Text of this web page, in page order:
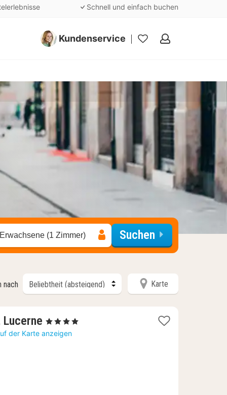
Schnell und einfach buchen
Kundenservice
Meine
(1 Zimmer) Suchen
nach Karte
Lucerne 1
Nacht
, 4 Sterne
der Karte anzeigen